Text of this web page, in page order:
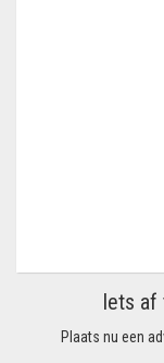
Iets af
Plaats nu een